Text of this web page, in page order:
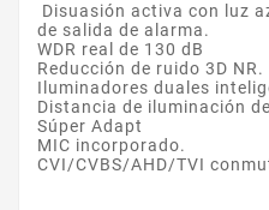
Disuasión activa con luz
de salida de alarma.
WDR real de 130 dB
Reducción de ruido 3D NR.
Iluminadores duales
Distancia de iluminación
Súper Adapt
MIC incorporado.
CVI/CVBS/AHD/TVI